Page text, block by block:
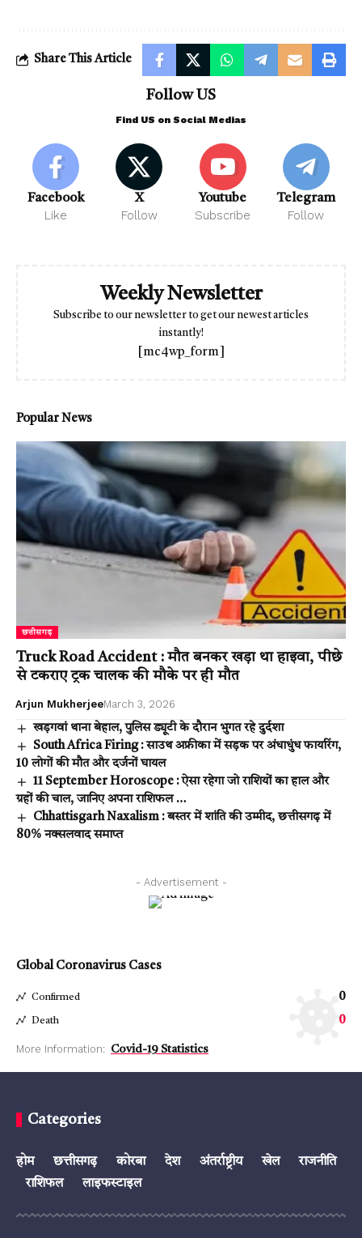
Share This Article
Follow US
Find US on Social Medias
Facebook
Like
X
Follow
Youtube
Subscribe
Telegram
Follow
Weekly Newsletter
Subscribe to our newsletter to get our newest articles
instantly!
[mc4wp_form]
Popular News
छत्तीसगढ़
Truck Road Accident : मौत बनकर खड़ा था हाइवा, पीछे
से टकराए ट्रक चालक की मौके पर ही मौत
Arjun MukherjeeMarch 3, 2026
खड़गवां थाना बेहाल, पुलिस ड्यूटी के दौरान भुगत रहे दुर्दशा
South Africa Firing : साउथ अफ्रीका में सड़क पर अंधाधुंध फायरिंग,
10 लोगों की मौत और दर्जनों घायल
11 September Horoscope : ऐसा रहेगा जो राशियों का हाल और
ग्रहों की चाल, जानिए अपना राशिफल …
Chhattisgarh Naxalism : बस्तर में शांति की उम्मीद, छत्तीसगढ़ में
80% नक्सलवाद समाप्त
- Advertisement -
Global Coronavirus Cases
Confirmed 0
Death 0
More Information: Covid-19 Statistics
Categories
होम छत्तीसगढ़ कोरबा देश अंतर्राष्ट्रीय खेल
राजनीति
राशिफल
लाइफस्टाइल